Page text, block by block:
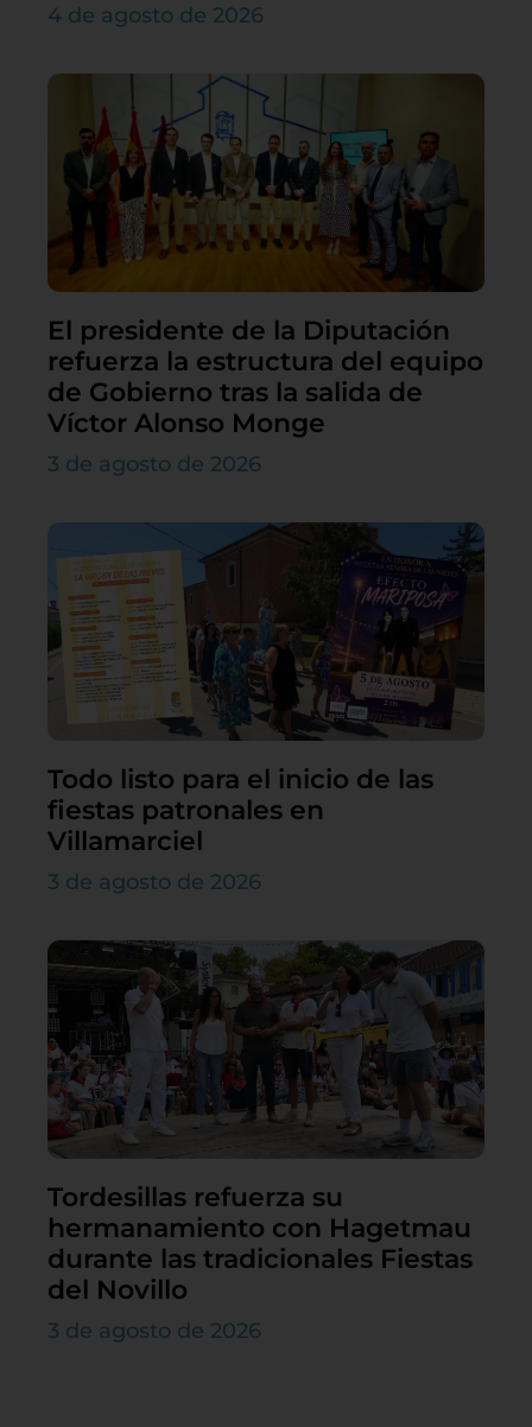
4 de agosto de 2026
El presidente de la Diputación
refuerza la estructura del equipo
de Gobierno tras la salida de
Víctor Alonso Monge
3 de agosto de 2026
Todo listo para el inicio de las
fiestas patronales en
Villamarciel
3 de agosto de 2026
Tordesillas refuerza su
hermanamiento con Hagetmau
durante las tradicionales Fiestas
del Novillo
3 de agosto de 2026